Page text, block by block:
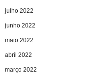
julho 2022
junho 2022
maio 2022
abril 2022
março 2022